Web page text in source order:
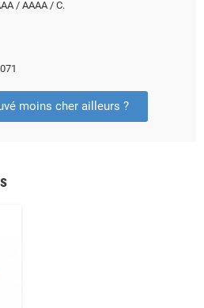
/ AAAA / C.
moins cher ailleurs ?